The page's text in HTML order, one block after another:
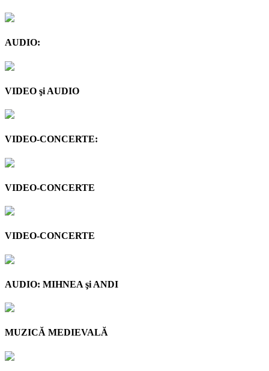
AUDIO:
VIDEO şi AUDIO
VIDEO-CONCERTE:
VIDEO-CONCERTE
VIDEO-CONCERTE
AUDIO: MIHNEA şi ANDI
MUZICĂ MEDIEVALĂ